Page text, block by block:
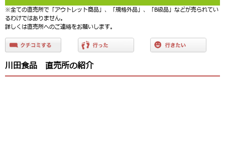
※全ての直売所で「アウトレット商品」、「規格外品」、「B級品」などが売られてい
るわけではありません。
詳しくは直売所へのご連絡をお願いします。
川田食品 直売所の紹介